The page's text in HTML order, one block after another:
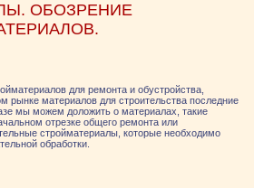
ОБОЗРЕНИЕ
для ремонта и обустройства,
рынке материалов для строительства последние
мы можем доложить о материалах, такие
отрезке общего ремонта или
стройматериалы, которые необходимо
обработки.